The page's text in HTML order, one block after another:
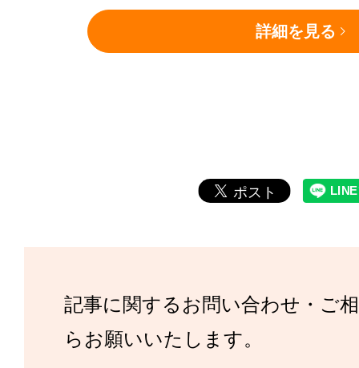
詳細を見る
記事に関するお問い合わせ・ご
らお願いいたします。